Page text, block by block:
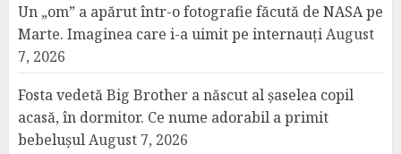
Un „om” a apărut într-o fotografie făcută de NASA pe
Marte. Imaginea care i-a uimit pe internauțiAugust
7, 2026
Fosta vedetă Big Brother a născut al șaselea copil
acasă, în dormitor. Ce nume adorabil a primit
bebelușulAugust 7, 2026